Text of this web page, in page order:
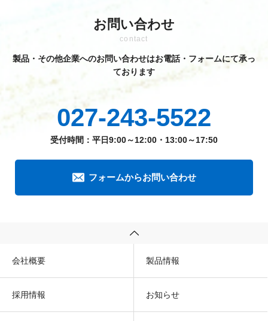
お問い合わせ
contact
製品・その他企業へのお問い合わせはお電話・フォームにて承っ
ております
027-243-5522
受付時間：平日9:00～12:00・13:00～17:50
フォームからお問い合わせ
会社概要 製品情報
採用情報 お知らせ